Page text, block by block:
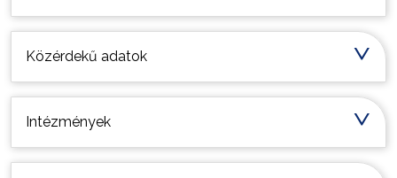
Közérdekű adatok
Intézmények